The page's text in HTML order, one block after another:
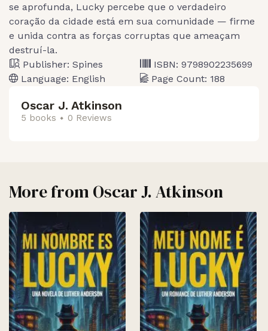
se aprofunda, Lucky percebe que o verdadeiro
coração da cidade está em sua comunidade — firme
e unida contra as forças corruptas que ameaçam
destruí-la.
Publisher: Spines
Language: English
ISBN: 9798902235699
Page Count: 188
Oscar J. Atkinson
5 books 0 Reviews
More from Oscar J. Atkinson